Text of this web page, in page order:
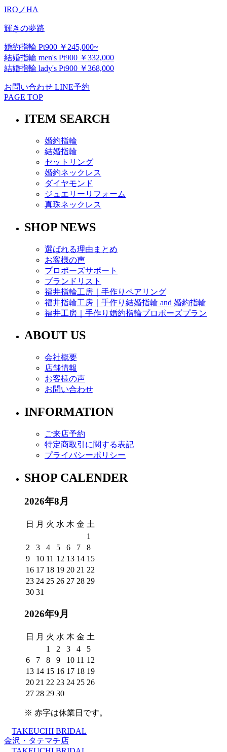
IROノHA
輝きの夢路
婚約指輪 Pt900 ￥245,000~
結婚指輪 men's Pt900 ￥332,000
結婚指輪 lady's Pt900 ￥368,000
お問い合わせ LINE予約
PAGE TOP
ITEM SEARCH
婚約指輪
結婚指輪
セットリング
婚約ネックレス
ダイヤモンド
ジュエリーリフォーム
真珠ネックレス
SHOP NEWS
選ばれる理由まとめ
お客様の声
プロポーズサポート
ブランドリスト
福井指輪工房｜手作りペアリング
福井指輪工房｜手作り結婚指輪 and 婚約指輪
福井工房｜手作り婚約指輪プロポーズプラン
ABOUT US
会社概要
店舗情報
お客様の声
お問い合わせ
INFORMATION
ご来店予約
特定商取引に関する表記
プライバシーポリシー
SHOP CALENDER
2026年8月
日 月 火 水 木 金 土
1
2
3 4 5 6 7
8
9
10 11 12 13 14 15
16 17 18 19 20 21 22
23 24 25 26 27 28 29
30 31
2026年9月
日 月 火 水 木 金 土
1
2 3 4
5
6
7 8 9 10 11 12
13 14 15 16 17 18 19
20 21 22 23 24 25 26
27 28 29 30
※ 赤字は休業日 です。
TAKEUCHI BRIDAL
金沢・タテマチ店